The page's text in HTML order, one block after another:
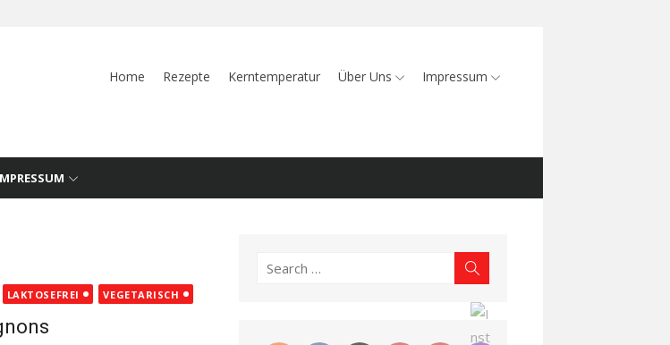
Home Rezepte Kerntemperatur Über Uns Impressum
LAKTOSEFREI VEGETARISCH
Search